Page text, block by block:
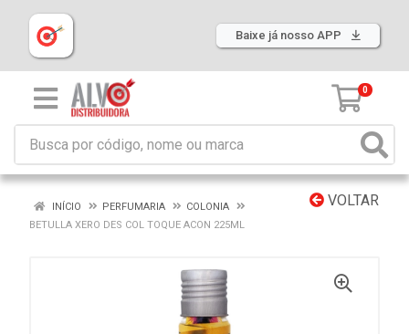
Baixe já nosso APP
0
VOLTAR
INÍCIO PERFUMARIA
COLONIA
BETULLA XERO DES COL TOQUE ACON 225ML